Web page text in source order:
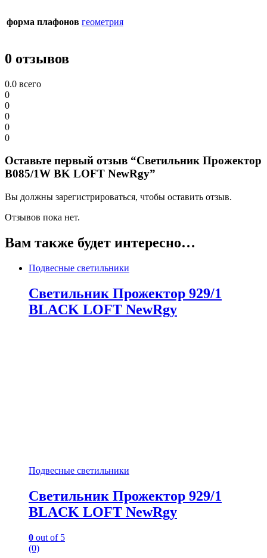
форма плафонов геометрия
0 отзывов
0.0 всего
0
0
0
0
0
Оставьте первый отзыв “Светильник Прожектор
B085/1W BK LOFT NewRgy”
Вы должны зарегистрироваться, чтобы оставить отзыв.
Отзывов пока нет.
Вам также будет интересно…
Подвесные светильники
Светильник Прожектор 929/1
BLACK LOFT NewRgy
Подвесные светильники
Светильник Прожектор 929/1
BLACK LOFT NewRgy
0 out of 5
(0)